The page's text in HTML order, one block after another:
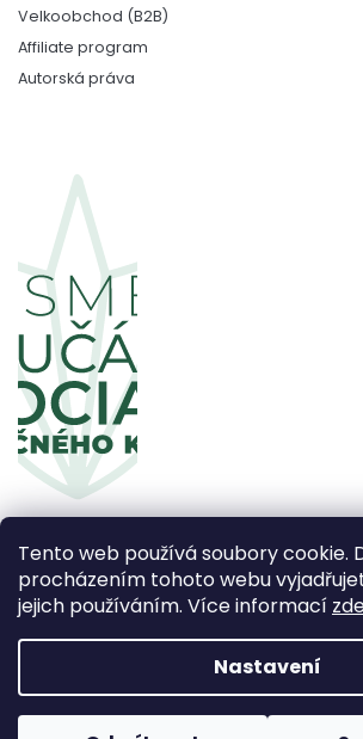
Tento web používá soubory cookie.
procházením tohoto webu
jejich používáním. Více informací
Nastavení
Velkoobchod (B2B)
Affiliate program
Autorská práva
Vytvořil Shoptet